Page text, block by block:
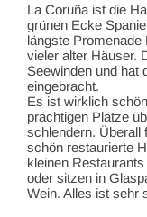
La Coruña ist die
grünen Ecke
längste Promenade
vieler alter Häuser.
Seewinden und hat
eingebracht.
Es ist wirklich
prächtigen Plätze
schlendern. Überall
schön restaurierte
kleinen
oder sitzen in
Wein. Alles ist sehr